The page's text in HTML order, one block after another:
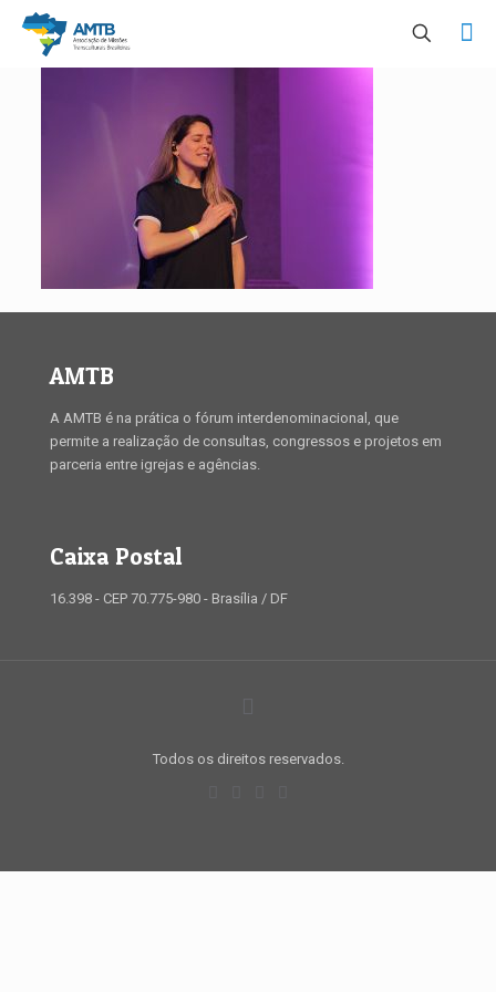
AMTB
A AMTB é na prática o fórum interdenominacional, que
permite a realização de consultas, congressos e projetos em
parceria entre igrejas e agências.
Caixa Postal
16.398 - CEP 70.775-980 - Brasília / DF
Todos os direitos reservados.